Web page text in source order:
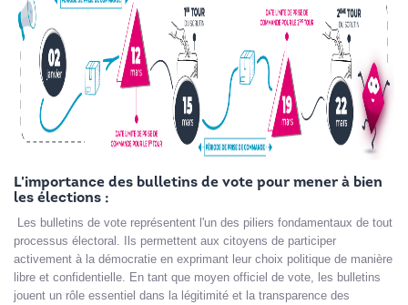
L'importance des bulletins de vote pour mener à bien
les élections :
Les bulletins de vote représentent l'un des piliers fondamentaux de tout
processus électoral. Ils permettent aux citoyens de participer
activement à la démocratie en exprimant leur choix politique de manière
libre et confidentielle. En tant que moyen officiel de vote, les bulletins
jouent un rôle essentiel dans la légitimité et la transparence des